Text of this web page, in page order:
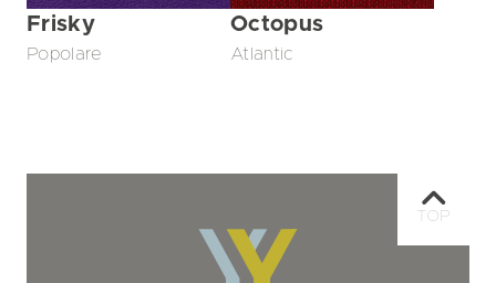
Frisky
Popolare
Octopus
Atlantic
TOP